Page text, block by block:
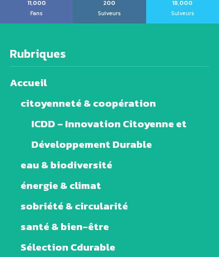
11,000
Fans
200
Suiveurs
18,000
Suiveurs
Rubriques
Accueil
citoyenneté & coopération
ICDD – Innovation Citoyenne et
Développement Durable
eau & biodiversité
énergie & climat
sobriété & circularité
santé & bien-être
Sélection Cdurable